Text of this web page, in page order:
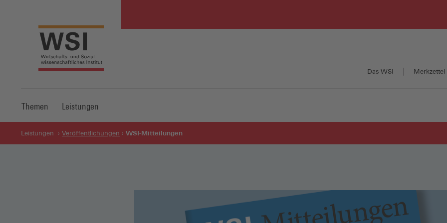
Das WSI Merkzettel
Themen Leistungen
Leistungen Veröffentlichungen WSI-Mitteilungen